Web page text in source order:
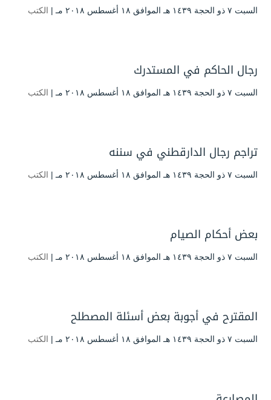
السبت ۷ ذو الحجة ۱٤۳۹ هـ الموافق ۱۸ أغسطس ۲۰۱۸ مـ | الكتب
رجال الحاكم في المستدرك
السبت ۷ ذو الحجة ۱٤۳۹ هـ الموافق ۱۸ أغسطس ۲۰۱۸ مـ | الكتب
تراجم رجال الدارقطني في سننه
السبت ۷ ذو الحجة ۱٤۳۹ هـ الموافق ۱۸ أغسطس ۲۰۱۸ مـ | الكتب
بعض أحكام الصيام
السبت ۷ ذو الحجة ۱٤۳۹ هـ الموافق ۱۸ أغسطس ۲۰۱۸ مـ | الكتب
المقترح في أجوبة بعض أسئلة المصطلح
السبت ۷ ذو الحجة ۱٤۳۹ هـ الموافق ۱۸ أغسطس ۲۰۱۸ مـ | الكتب